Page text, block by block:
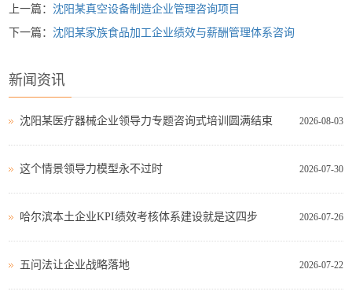
上一篇：沈阳某真空设备制造企业管理咨询项目
下一篇：沈阳某家族食品加工企业绩效与薪酬管理体系咨询
新闻资讯
2026-08-03
沈阳某医疗器械企业领导力专题咨询式培训圆满结束
2026-07-30
这个情景领导力模型永不过时
2026-07-26
哈尔滨本土企业KPI绩效考核体系建设就是这四步
2026-07-22
五问法让企业战略落地